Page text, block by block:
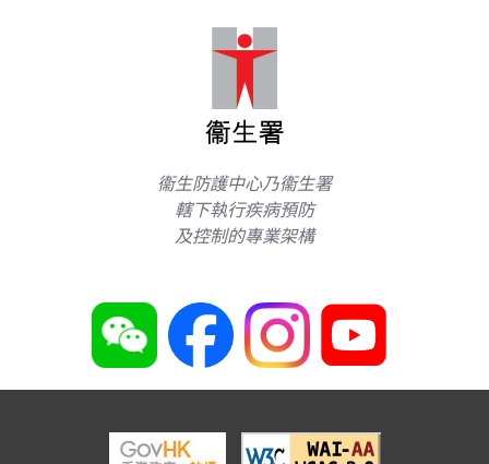
衞生防護中心乃衞生署
轄下執行疾病預防
及控制的專業架構